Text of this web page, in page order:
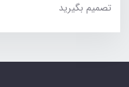
تصمیم بگیرید